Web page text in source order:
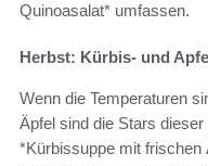
Quinoasalat* umfassen.
Herbst: Kürbis- und
Wenn die Temperaturen
Äpfel sind die Stars
*Kürbissuppe mit frischen